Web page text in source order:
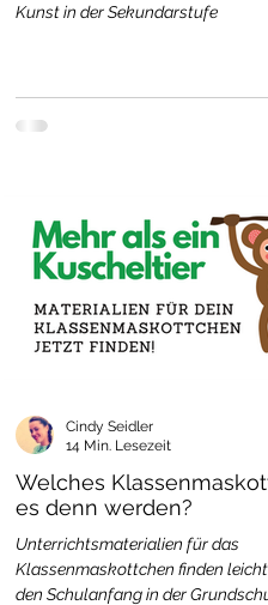
Kunst in der Sekundarstufe
Welches
es denn werden?
Unterrichtsmaterialien für das
Klassenmaskottchen finden
den Schulanfang in der
Cindy Seidler
14 Min. Lesezeit